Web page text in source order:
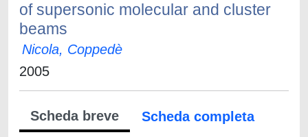
of supersonic molecular and cluster
beams
Nicola, Coppedè
2005
Scheda breve
Scheda completa